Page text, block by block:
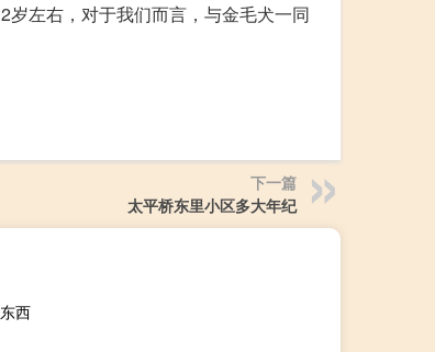
左右，对于我们而言，与金毛犬一同
下一篇
太平桥东里小区多大年纪
西